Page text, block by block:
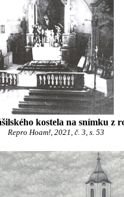
kostela na snímku z
Repro Hoam!, 2021, č. 3, s. 53